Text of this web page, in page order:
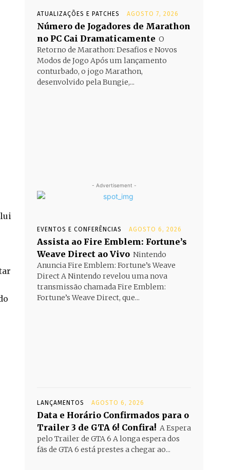
ATUALIZAÇÕES E PATCHES AGOSTO 7, 2026
Número de Jogadores de Marathon
no PC Cai Dramaticamente O
Retorno de Marathon: Desafios e Novos
Modos de Jogo Após um lançamento
conturbado, o jogo Marathon,
desenvolvido pela Bungie,...
- Advertisement -
EVENTOS E CONFERÊNCIAS AGOSTO 6, 2026
Assista ao Fire Emblem: Fortune’s
Weave Direct ao Vivo Nintendo
Anuncia Fire Emblem: Fortune’s Weave
Direct A Nintendo revelou uma nova
transmissão chamada Fire Emblem:
Fortune’s Weave Direct, que...
LANÇAMENTOS AGOSTO 6, 2026
Data e Horário Confirmados para o
Trailer 3 de GTA 6! Confira! A Espera
pelo Trailer de GTA 6 A longa espera dos
fãs de GTA 6 está prestes a chegar ao...